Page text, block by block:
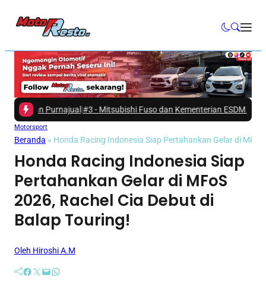
Purnajual|#3 -Mitsubishi Fuso dan Kementerian ESDM Dukung
Motorsport
Beranda » Honda Racing Indonesia Siap Pertahankan Gelar di
Honda Racing Indonesia Siap
Pertahankan Gelar di MFoS
2026, Rachel Cia Debut di
Balap Touring!
Oleh Hiroshi A.M
Facebook Twitter Mail WhatsApp